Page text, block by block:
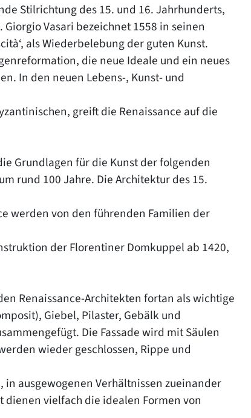
Stilrichtung des 15. und 16. Jahrhunderts,
Vasari bezeichnet 1558 in seinen
als Wiederbelebung der guten Kunst.
die neue Ideale und ein neues
In den neuen Lebens-, Kunst- und
greift die Renaissance auf die
Grundlagen für die Kunst der folgenden
rund 100 Jahre. Die Architektur des 15.
werden von den führenden Familien der
der Florentiner Domkuppel ab 1420,
Renaissance-Architekten fortan als wichtige
Giebel, Pilaster, Gebälk und
Die Fassade wird mit Säulen
wieder geschlossen, Rippe und
ausgewogenen Verhältnissen zueinander
vielfach die idealen Formen von